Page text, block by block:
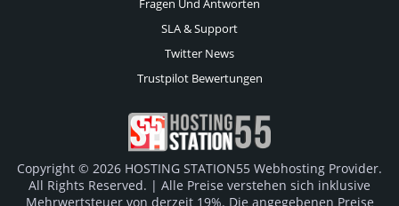
Fragen Und Antworten
SLA & Support
Twitter News
Trustpilot Bewertungen
Copyright © 2026 HOSTING STATION55 Webhosting Provider.
All Rights Reserved. | Alle Preise verstehen sich inklusive
Mehrwertsteuer von derzeit 19%. Die angegebenen Preise